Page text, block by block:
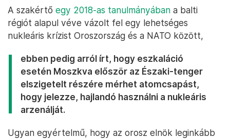
A szakértő egy 2018-as tanulmányában a balti
régiót alapul véve vázolt fel egy lehetséges
nukleáris krízist Oroszország és a NATO között,
ebben pedig arról írt, hogy eszkaláció
esetén Moszkva először az Északi-tenger
elszigetelt részére mérhet atomcsapást,
hogy jelezze, hajlandó használni a nukleáris
arzenálját.
Ugyan egyértelmű, hogy az orosz elnök leginkább